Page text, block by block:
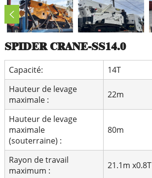
SPIDER CRANE-SS14.0
Capacité:
14T
Hauteur de levage
maximale :
22m
Hauteur de levage
maximale
(souterraine) :
80m
Rayon de travail
maximum :
21.1m x0.8T